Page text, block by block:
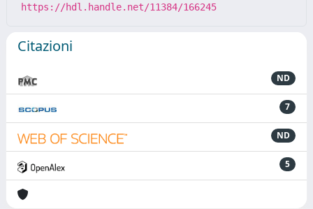
https://hdl.handle.net/11384/166245
Citazioni
ND
7
ND
5